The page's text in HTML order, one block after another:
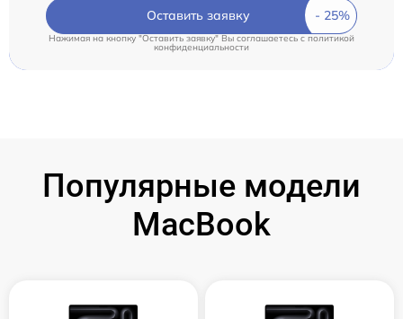
Оставить заявку
Нажимая на кнопку "Оставить заявку" Вы соглашаетесь cполитикой
конфиденциальности
Популярные модели
MacBook